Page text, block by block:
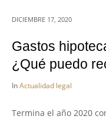
DICIEMBRE 17, 2020
Gastos
¿Qué puedo
InActualidad legal
Termina el año 2020